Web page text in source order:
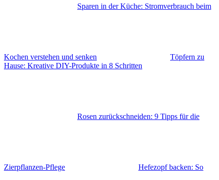
Sparen in der Küche: Stromverbrauch beim
Kochen verstehen und senken
Töpfern zu
Hause: Kreative DIY-Produkte in 8 Schritten
Rosen zurückschneiden: 9 Tipps für die
Zierpflanzen-Pflege Hefezopf backen: So